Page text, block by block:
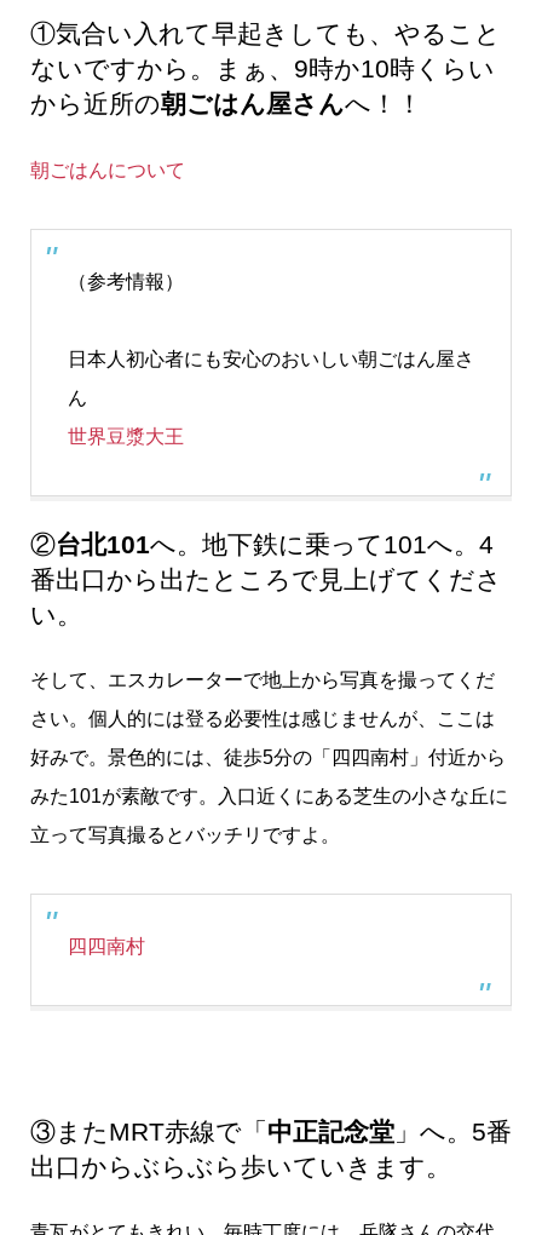
①気合い入れて早起きしても、やること
ないですから。まぁ、9時か10時くらい
から近所の朝ごはん屋さんへ！！
朝ごはんについて
（参考情報）
日本人初心者にも安心のおいしい朝ごはん屋さ
ん
世界豆漿大王
②台北101へ。地下鉄に乗って101へ。4
番出口から出たところで見上げてくださ
い。
そして、エスカレーターで地上から写真を撮ってくだ
さい。個人的には登る必要性は感じませんが、ここは
好みで。景色的には、徒歩5分の「四四南村」付近から
みた101が素敵です。入口近くにある芝生の小さな丘に
立って写真撮るとバッチリですよ。
四四南村
③またMRT赤線で「 中正記念堂」へ。5番
出口からぶらぶら歩いていきます。